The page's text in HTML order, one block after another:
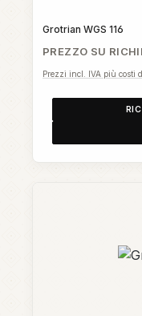
Grotrian WGS 116
PREZZO SU
Prezzi incl. IVA più costi